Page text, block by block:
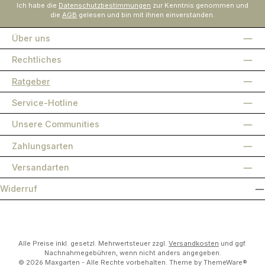
Ich habe die Datenschutzbestimmungen zur Kenntnis genommen und
die AGB gelesen und bin mit ihnen einverstanden.
Über uns
Rechtliches
Ratgeber
Service-Hotline
Unsere Communities
Zahlungsarten
Versandarten
Widerruf
Alle Preise inkl. gesetzl. Mehrwertsteuer zzgl. Versandkosten und ggf.
Nachnahmegebühren, wenn nicht anders angegeben.
© 2026 Maxgarten - Alle Rechte vorbehalten. Theme by ThemeWare®